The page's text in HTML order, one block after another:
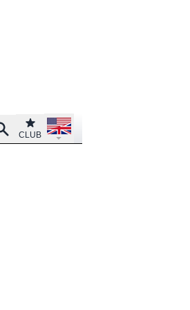
SearchClub
CLUB
Open language menu